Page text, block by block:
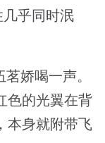
几乎同时泯
娇喝一声。
色的光翼在背
本身就附带飞